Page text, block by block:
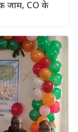
जाम, CO के